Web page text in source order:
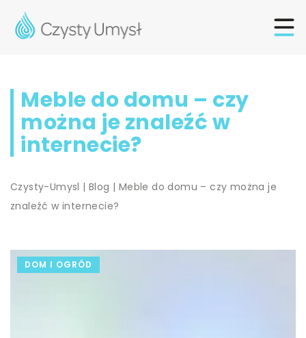
Meble do domu – czy
można je znaleźć w
internecie?
Czysty-Umysl |Blog | Meble do domu – czy można je
znaleźć w internecie?
DOM I OGRÓD